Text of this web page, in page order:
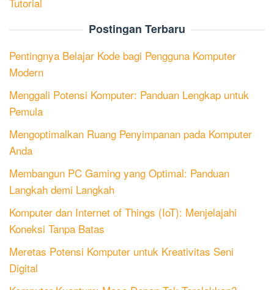
Postingan Terbaru
Pentingnya Belajar Kode bagi Pengguna Komputer
Modern
Menggali Potensi Komputer: Panduan Lengkap untuk
Pemula
Mengoptimalkan Ruang Penyimpanan pada Komputer
Anda
Membangun PC Gaming yang Optimal: Panduan
Langkah demi Langkah
Komputer dan Internet of Things (IoT): Menjelajahi
Koneksi Tanpa Batas
Meretas Potensi Komputer untuk Kreativitas Seni
Digital